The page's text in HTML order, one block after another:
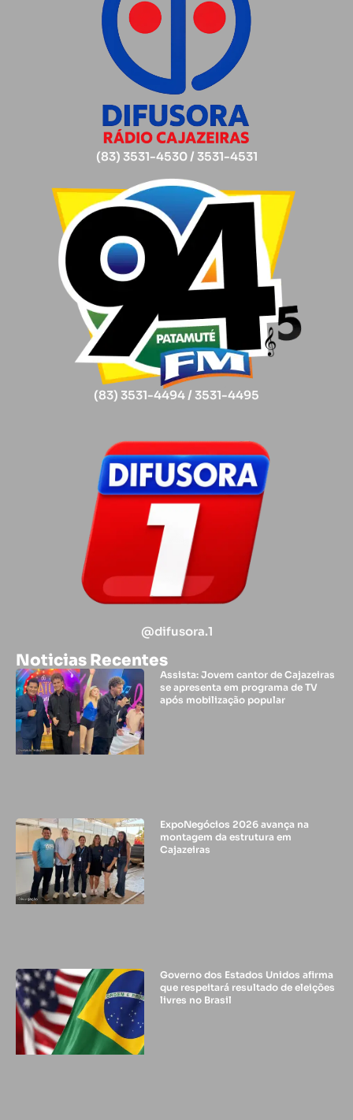
(83) 3531-4530 / 3531-4531
(83) 3531-4494 / 3531-4495
@difusora.1
Noticias Recentes
Assista: Jovem cantor de Cajazeiras
se apresenta em programa de TV
após mobilização popular
ExpoNegócios 2026 avança na
montagem da estrutura em
Cajazeiras
Governo dos Estados Unidos afirma
que respeitará resultado de eleições
livres no Brasil